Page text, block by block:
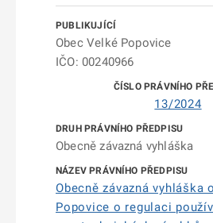
Obec Velké Popovice
IČO: 00240966
13/2024
Obecně závazná vyhláška
Obecně závazná vyhláška
Popovice o regulaci